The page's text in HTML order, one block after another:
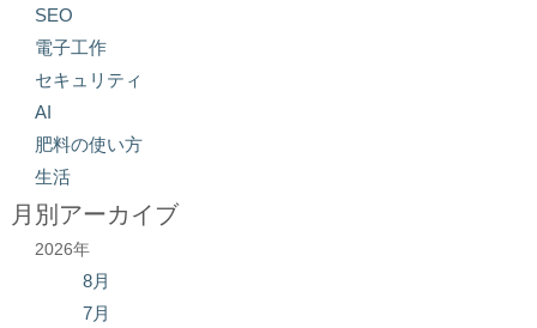
SEO
電子工作
セキュリティ
AI
肥料の使い方
生活
月別アーカイブ
2026年
8月
7月